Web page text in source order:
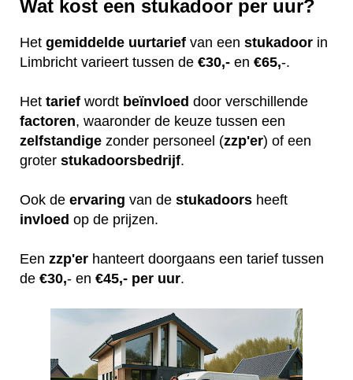
Wat kost een stukadoor per uur?
Het gemiddelde uurtarief van een stukadoor in
Limbricht varieert tussen de €30,- en €65,-.
Het tarief wordt beïnvloed door verschillende
factoren, waaronder de keuze tussen een
zelfstandige zonder personeel (zzp'er) of een
groter stukadoorsbedrijf.
Ook de ervaring van de stukadoors heeft
invloed op de prijzen.
Een zzp'er hanteert doorgaans een tarief tussen
de €30,- en €45,- per uur.